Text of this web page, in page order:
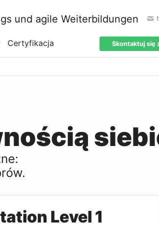
Certyfikacja Skontaktuj się
Level 1